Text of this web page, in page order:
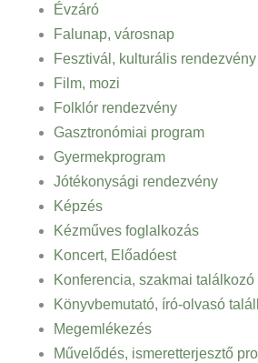
Évzáró
Falunap, városnap
Fesztivál, kulturális rendezvény
Film, mozi
Folklór rendezvény
Gasztronómiai program
Gyermekprogram
Jótékonysági rendezvény
Képzés
Kézműves foglalkozás
Koncert, Előadóest
Konferencia, szakmai találkozó
Könyvbemutató, író-olvasó
Megemlékezés
Művelődés, ismeretterjesztő